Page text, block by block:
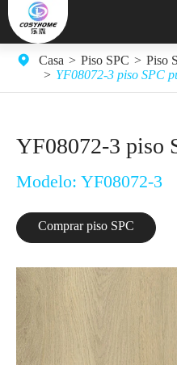
Casa Piso SPC
Piso
YF08072-3 piso SPC
YF08072-3 piso
Modelo: YF08072-3
Comprar piso SPC